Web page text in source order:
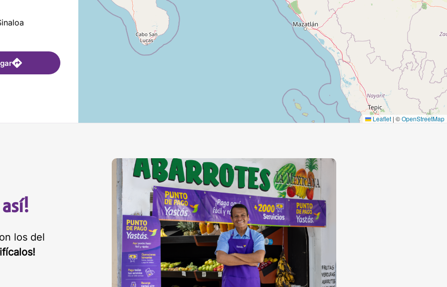
80324,
Leaflet | ©OpenStreetMap
los del